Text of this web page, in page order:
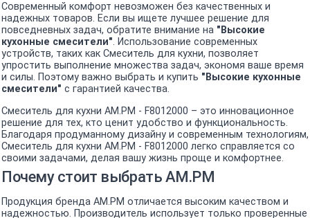
Современный комфорт невозможен без качественных и
надежных товаров. Если вы ищете лучшее решение для
повседневных задач, обратите внимание на "Высокие
кухонные смесители". Использование современных
устройств, таких как Смеситель для кухни, позволяет
упростить выполнение множества задач, экономя ваше время
и силы. Поэтому важно выбрать и купить "Высокие кухонные
смесители" с гарантией качества.
Смеситель для кухни AM.PM - F8012000 – это инновационное
решение для тех, кто ценит удобство и функциональность.
Благодаря продуманному дизайну и современным технологиям,
Смеситель для кухни AM.PM - F8012000 легко справляется со
своими задачами, делая вашу жизнь проще и комфортнее.
Почему стоит выбрать AM.PM
Продукция бренда AM.PM отличается высоким качеством и
надежностью. Производитель использует только проверенные